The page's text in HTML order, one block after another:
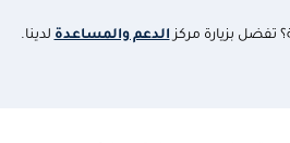
تفضل بزيارة مركزالدعم والمساعدةلدينا.